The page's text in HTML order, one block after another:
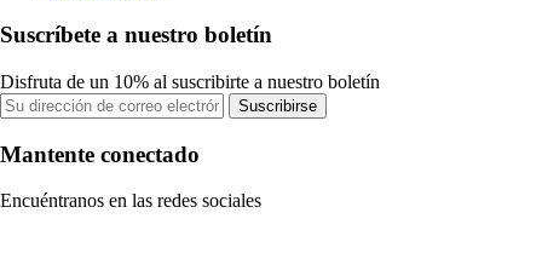
Suscríbete a nuestro boletín
Disfruta de un 10% al suscribirte a nuestro boletín
Suscribirse
Mantente conectado
Encuéntranos en las redes sociales